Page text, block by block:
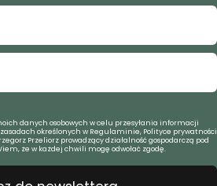
danych osobowych w celu przesyłania informacji
określonych w Regulaminie, Polityce prywatności
Przeliorz prowadzący działalność gospodarczą pod
że w każdej chwili mogę odwołać zgodę.